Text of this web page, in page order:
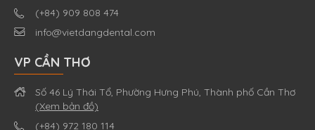
(+84) 909 808 474
info@vietdangdental.com
VP CẦN THƠ
Số 46 Lý Thái Tổ, Phường Hưng Phú, Thành phố Cần Thơ
(Xem bản đồ)
(+84) 972 180 114